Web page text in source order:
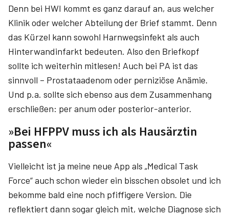
Denn bei HWI kommt es ganz darauf an, aus welcher
Klinik oder welcher Abteilung der Brief stammt. Denn
das Kürzel kann sowohl Harnwegsinfekt als auch
Hinterwandinfarkt bedeuten. Also den Briefkopf
sollte ich weiterhin mitlesen! Auch bei PA ist das
sinnvoll – Prostataadenom oder perniziöse Anämie.
Und p.a. sollte sich ebenso aus dem Zusammenhang
erschließen: per anum oder posterior-anterior.
»Bei HFPPV muss ich als Hausärztin
passen«
Vielleicht ist ja meine neue App als „Medical Task
Force“ auch schon wieder ein bisschen obsolet und ich
bekomme bald eine noch pfiffigere Version. Die
reflektiert dann sogar gleich mit, welche Diagnose sich